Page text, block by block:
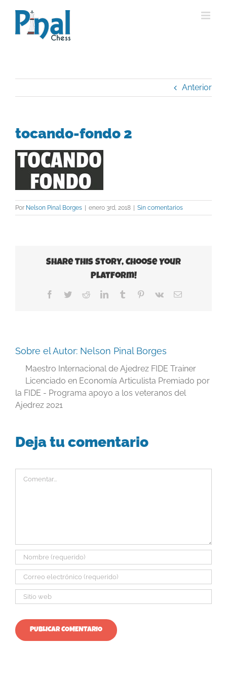
contenido
Anterior
tocando-fondo 2
Por Nelson Pinal Borges | enero 3rd, 2018 | Sin comentarios
Share This Story, Choose Your
Platform!
Facebook
TwitterRedditLinkedInTumblr Pinterest
Vk
Correo
Sobre el Autor: Nelson Pinal Borges
Maestro Internacional de Ajedrez FIDE Trainer
Licenciado en Economía Articulista Premiado por
la FIDE - Programa apoyo a los veteranos del
Ajedrez 2021
Deja tu comentario